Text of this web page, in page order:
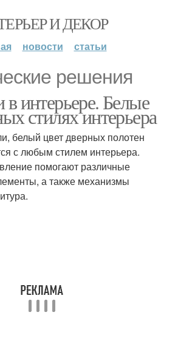
И ДЕКОР
новости статьи
решения
в интерьере. Белые
стилях интерьера
белый цвет дверных полотен
с любым стилем интерьера.
помогают различные
а также механизмы